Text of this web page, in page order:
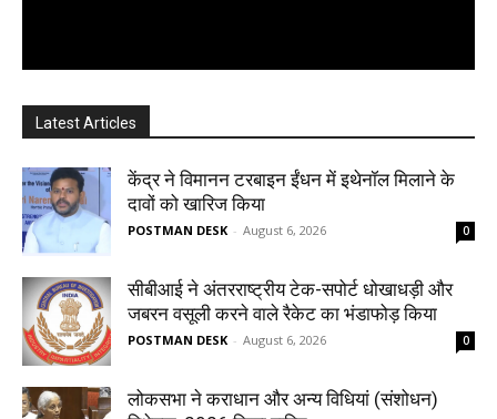
Latest Articles
केंद्र ने विमानन टरबाइन ईंधन में इथेनॉल मिलाने के
दावों को खारिज किया
POSTMAN DESK - August 6, 2026 0
सीबीआई ने अंतरराष्ट्रीय टेक-सपोर्ट धोखाधड़ी और
जबरन वसूली करने वाले रैकेट का भंडाफोड़ किया
POSTMAN DESK - August 6, 2026 0
लोकसभा ने कराधान और अन्य विधियां (संशोधन)